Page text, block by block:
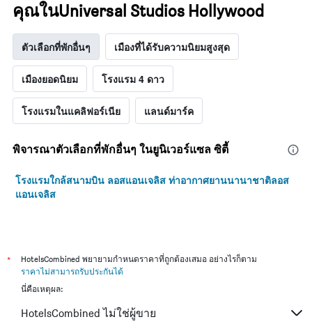
คุณในUniversal Studios Hollywood
ตัวเลือกที่พักอื่นๆ เมืองที่ได้รับความนิยมสูงสุด
เมืองยอดนิยม โรงแรม 4 ดาว
โรงแรมในแคลิฟอร์เนีย แลนด์มาร์ค
พิจารณาตัวเลือกที่พักอื่นๆ ในยูนิเวอร์แซล ซิตี้
โรงแรมใกล้สนามบิน ลอสแอนเจลิส ท่าอากาศยานนานาชาติลอส
แอนเจลิส
*
HotelsCombined พยายามกำหนดราคาที่ถูกต้องเสมอ อย่างไรก็ตาม
ราคาไม่สามารถรับประกันได้
นี่คือเหตุผล:
HotelsCombined ไม่ใช่ผู้ขาย